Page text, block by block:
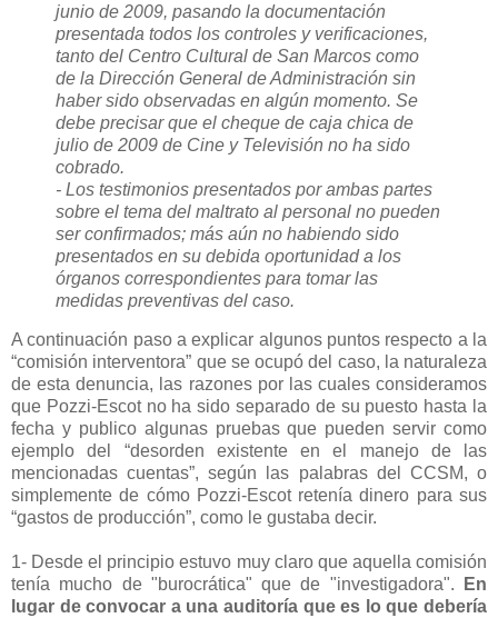
junio de 2009, pasando la documentación
presentada todos los controles y verificaciones,
tanto del Centro Cultural de San Marcos como
de la Dirección General de Administración sin
haber sido observadas en algún momento. Se
debe precisar que el cheque de caja chica de
julio de 2009 de Cine y Televisión no ha sido
cobrado.
- Los testimonios presentados por ambas partes
sobre el tema del maltrato al personal no pueden
ser confirmados; más aún no habiendo sido
presentados en su debida oportunidad a los
órganos correspondientes para tomar las
medidas preventivas del caso.
A continuación paso a explicar algunos puntos respecto a la
“comisión interventora” que se ocupó del caso, la naturaleza
de esta denuncia, las razones por las cuales consideramos
que Pozzi-Escot no ha sido separado de su puesto hasta la
fecha y publico algunas pruebas que pueden servir como
ejemplo del “desorden existente en el manejo de las
mencionadas cuentas”, según las palabras del CCSM, o
simplemente de cómo Pozzi-Escot retenía dinero para sus
“gastos de producción”, como le gustaba decir.
1- Desde el principio estuvo muy claro que aquella comisión
tenía mucho de "burocrática" que de "investigadora".
En
lugar de convocar a una auditoría que es lo que debería